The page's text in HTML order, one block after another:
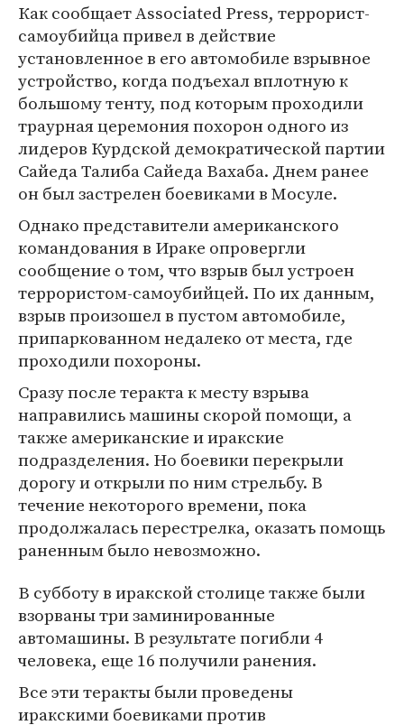
Как сообщает Associated Press, террорист-
самоубийца привел в действие
установленное в его автомобиле взрывное
устройство, когда подъехал вплотную к
большому тенту, под которым проходили
траурная церемония похорон одного из
лидеров Курдской демократической партии
Сайеда Талиба Сайеда Вахаба. Днем ранее
он был застрелен боевиками в Мосуле.
Однако представители американского
командования в Ираке опровергли
сообщение о том, что взрыв был устроен
террористом-самоубийцей. По их данным,
взрыв произошел в пустом автомобиле,
припаркованном недалеко от места, где
проходили похороны.
Сразу после теракта к месту взрыва
направились машины скорой помощи, а
также американские и иракские
подразделения. Но боевики перекрыли
дорогу и открыли по ним стрельбу. В
течение некоторого времени, пока
продолжалась перестрелка, оказать помощь
раненным было невозможно.
В субботу в иракской столице также были
взорваны три заминированные
автомашины. В результате погибли 4
человека, еще 16 получили ранения.
Все эти теракты были проведены
иракскими боевиками против